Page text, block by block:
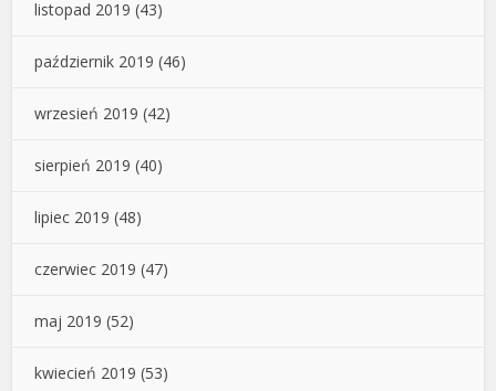
listopad 2019 (43)
październik 2019 (46)
wrzesień 2019 (42)
sierpień 2019 (40)
lipiec 2019 (48)
czerwiec 2019 (47)
maj 2019 (52)
kwiecień 2019 (53)